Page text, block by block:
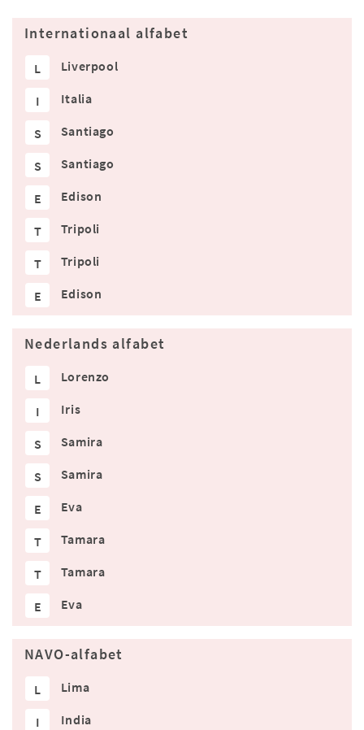
Internationaal alfabet
L Liverpool
I Italia
S Santiago
S Santiago
E Edison
T Tripoli
T Tripoli
E Edison
Nederlands alfabet
L Lorenzo
I Iris
S Samira
S Samira
E Eva
T Tamara
T Tamara
E Eva
NAVO-alfabet
L Lima
I India